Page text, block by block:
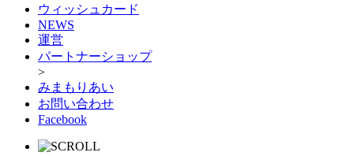
ウィッシュカード
NEWS
運営
パートナーショップ
>
みまもりあい
お問い合わせ
Facebook